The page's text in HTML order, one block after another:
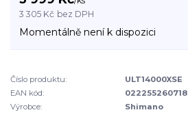
3 305 Kč bez DPH
Momentálně není k dispozici
Číslo produktu:
ULT14000XSE
EAN kód:
022255260718
Výrobce:
Shimano